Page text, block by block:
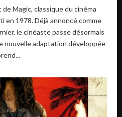
Magic, classique du cinéma
en 1978. Déjà annoncé comme
le cinéaste passe désormais
nouvelle adaptation développée